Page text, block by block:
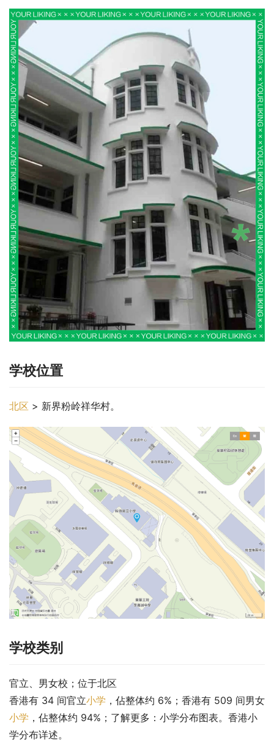
学校位置
北区 > 新界粉岭祥华村。
学校类别
官立、男女校；位于北区
香港有 34 间官立小学 ，佔整体约 6%；香港有 509 间男女
小学 ，佔整体约 94%；了解更多：小学分布图表。香港小
学分布详述。